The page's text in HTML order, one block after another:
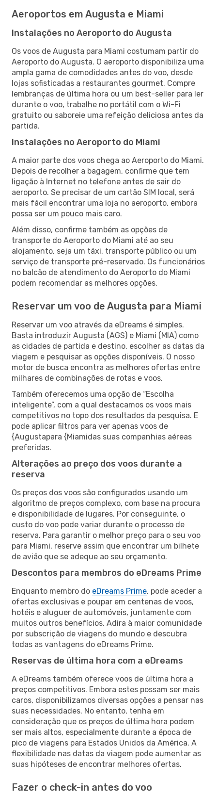
Aeroportos em Augusta e Miami
Instalações no Aeroporto do Augusta
Os voos de Augusta para Miami costumam partir do
Aeroporto do Augusta. O aeroporto disponibiliza uma
ampla gama de comodidades antes do voo, desde
lojas sofisticadas a restaurantes gourmet. Compre
lembranças de última hora ou um best-seller para ler
durante o voo, trabalhe no portátil com o Wi-Fi
gratuito ou saboreie uma refeição deliciosa antes da
partida.
Instalações no Aeroporto do Miami
A maior parte dos voos chega ao Aeroporto do Miami.
Depois de recolher a bagagem, confirme que tem
ligação à Internet no telefone antes de sair do
aeroporto. Se precisar de um cartão SIM local, será
mais fácil encontrar uma loja no aeroporto, embora
possa ser um pouco mais caro.
Além disso, confirme também as opções de
transporte do Aeroporto do Miami até ao seu
alojamento, seja um táxi, transporte público ou um
serviço de transporte pré-reservado. Os funcionários
no balcão de atendimento do Aeroporto do Miami
podem recomendar as melhores opções.
Reservar um voo de Augusta para Miami
Reservar um voo através da eDreams é simples.
Basta introduzir Augusta (AGS) e Miami (MIA) como
as cidades de partida e destino, escolher as datas da
viagem e pesquisar as opções disponíveis. O nosso
motor de busca encontra as melhores ofertas entre
milhares de combinações de rotas e voos.
Também oferecemos uma opção de “Escolha
inteligente”, com a qual destacamos os voos mais
competitivos no topo dos resultados da pesquisa. E
pode aplicar filtros para ver apenas voos de
{Augustapara {Miamidas suas companhias aéreas
preferidas.
Alterações ao preço dos voos durante a
reserva
Os preços dos voos são configurados usando um
algoritmo de preços complexo, com base na procura
e disponibilidade de lugares. Por conseguinte, o
custo do voo pode variar durante o processo de
reserva. Para garantir o melhor preço para o seu voo
para Miami, reserve assim que encontrar um bilhete
de avião que se adeque ao seu orçamento.
Descontos para membros do eDreams Prime
Enquanto membro do eDreams Prime, pode aceder a
ofertas exclusivas e poupar em centenas de voos,
hotéis e aluguer de automóveis, juntamente com
muitos outros benefícios. Adira à maior comunidade
por subscrição de viagens do mundo e descubra
todas as vantagens do eDreams Prime.
Reservas de última hora com a eDreams
A eDreams também oferece voos de última hora a
preços competitivos. Embora estes possam ser mais
caros, disponibilizamos diversas opções a pensar nas
suas necessidades. No entanto, tenha em
consideração que os preços de última hora podem
ser mais altos, especialmente durante a época de
pico de viagens para Estados Unidos da América. A
flexibilidade nas datas da viagem pode aumentar as
suas hipóteses de encontrar melhores ofertas.
Fazer o check-in antes do voo